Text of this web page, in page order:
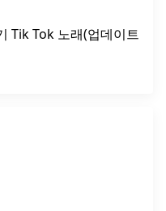
Tik Tok 노래(업데이트